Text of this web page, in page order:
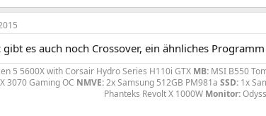
gibt es auch noch Crossover, ein ähnliches
5 5600X with Corsair Hydro Series H110i GTX MB: MSI B550
3070 Gaming OC NMVE:2x Samsung 512GB PM981a SSD: 1x
Phanteks Revolt X 1000W Monitor: